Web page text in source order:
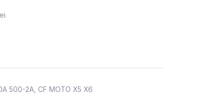
500-2A, CF MOTO X5 X6